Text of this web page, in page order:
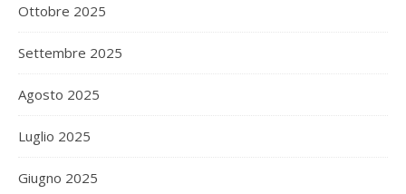
Ottobre 2025
Settembre 2025
Agosto 2025
Luglio 2025
Giugno 2025